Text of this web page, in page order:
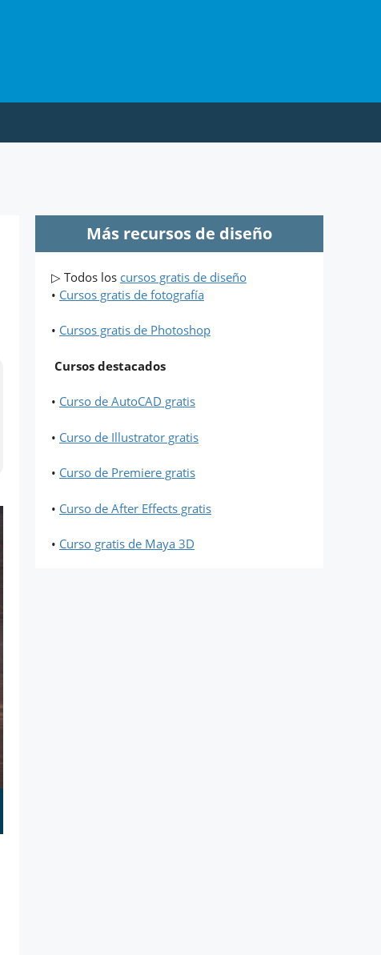
Más recursos de diseño
▷ Todos los cursos gratis de diseño
• Cursos gratis de fotografía
• Cursos gratis de Photoshop
Cursos destacados
• Curso de AutoCAD gratis
• Curso de Illustrator gratis
• Curso de Premiere gratis
• Curso de After Effects gratis
• Curso gratis de Maya 3D